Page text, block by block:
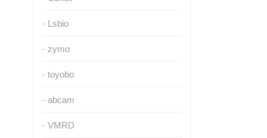
Lsbio
zymo
toyobo
abcam
VMRD